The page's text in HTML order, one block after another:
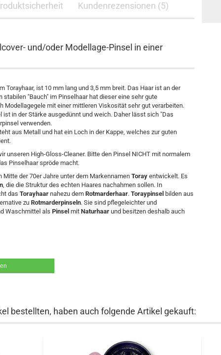
Kundenrezensionen (5)
und/oder Modellage-Pinsel in einer
Torayhaar, ist 10 mm lang und 3,5 mm breit. Das Haar ist an der
"Bauch" im Pinselhaar hat dieser eine sehr gute
Modellagegele mit einer mittleren Viskosität sehr gut verarbeiten.
ist in der Stärke ausgedünnt und weich. Daher lässt sich "Das
verwenden.
aus Metall und hat ein Loch in der Kappe, welches zur guten
unseren High-Gloss-Cleaner. Bitte den Pinsel NICHT mit normalem
Pinselhaar spröde macht.
Mitte der 70er Jahre unter dem Markennamen Toray entwickelt. Es
, die die Struktur des echten Haares nachahmen sollen. In
das Torayhaar nahezu dem Rotmarderhaar. Toraypinsel bilden aus
zu Rotmarderpinseln. Sie sind pflegeleichter und
Waschmittel als Pinsel mit Naturhaar und besitzen deshalb auch
bestellten, haben auch folgende Artikel gekauft: